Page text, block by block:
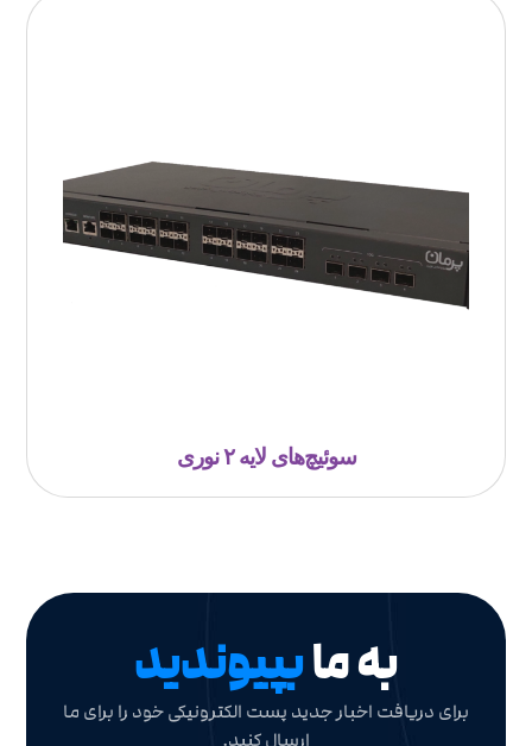
سوئیچ‌های لایه ۲ نوری
به مابپیوندید
برای دریافت اخبار جدید پست الکترونیکی خود را برای ما
ارسال کنید.